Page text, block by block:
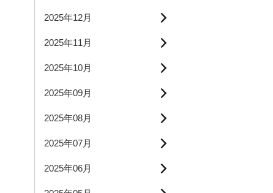
2025年12月
2025年11月
2025年10月
2025年09月
2025年08月
2025年07月
2025年06月